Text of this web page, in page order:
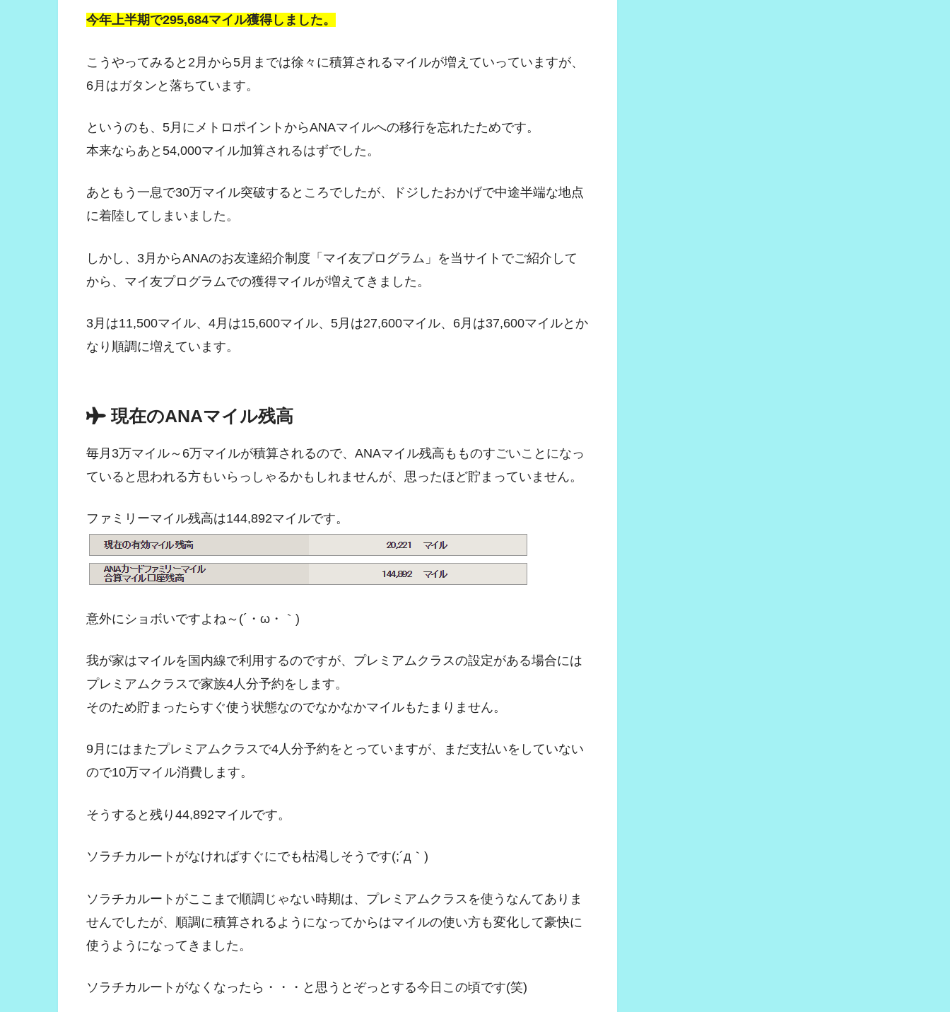
今年上半期で295,684マイル獲得しました。
こうやってみると2月から5月までは徐々に積算されるマイルが増えていっていますが、
6月はガタンと落ちています。
というのも、5月にメトロポイントからANAマイルへの移行を忘れたためです。
本来ならあと54,000マイル加算されるはずでした。
あともう一息で30万マイル突破するところでしたが、ドジしたおかげで中途半端な地点
に着陸してしまいました。
しかし、3月からANAのお友達紹介制度「マイ友プログラム」を当サイトでご紹介して
から、マイ友プログラムでの獲得マイルが増えてきました。
3月は11,500マイル、4月は15,600マイル、5月は27,600マイル、6月は37,600マイルとか
なり順調に増えています。
現在のANAマイル残高
毎月3万マイル～6万マイルが積算されるので、ANAマイル残高もものすごいことになっ
ていると思われる方もいらっしゃるかもしれませんが、思ったほど貯まっていません。
ファミリーマイル残高は144,892マイルです。
意外にショボいですよね～(´・ω・｀)
我が家はマイルを国内線で利用するのですが、プレミアムクラスの設定がある場合には
プレミアムクラスで家族4人分予約をします。
そのため貯まったらすぐ使う状態なのでなかなかマイルもたまりません。
9月にはまたプレミアムクラスで4人分予約をとっていますが、まだ支払いをしていない
ので10万マイル消費します。
そうすると残り44,892マイルです。
ソラチカルートがなければすぐにでも枯渇しそうです(;´д｀)
ソラチカルートがここまで順調じゃない時期は、プレミアムクラスを使うなんてありま
せんでしたが、順調に積算されるようになってからはマイルの使い方も変化して豪快に
使うようになってきました。
ソラチカルートがなくなったら・・・と思うとぞっとする今日この頃です(笑)